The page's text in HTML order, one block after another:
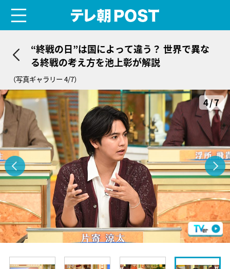
“終戦の日”は国によって違う？ 世界で異な
る終戦の考え方を池上彰が解説
（写真ギャラリー 4/7）
4/7